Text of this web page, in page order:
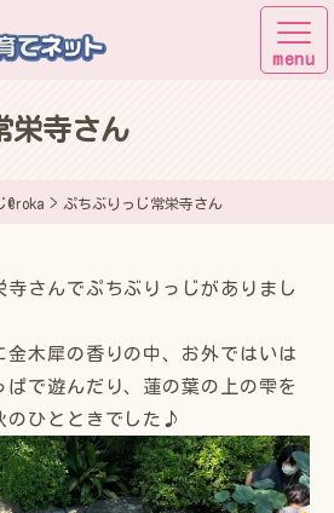
栄寺さん
ぷちぶりっじ常栄寺さん
寺さんでぷちぶりっじがありまし
金木犀の香りの中、お外ではいは
ぱで遊んだり、蓮の葉の上の雫を
のひとときでした♪